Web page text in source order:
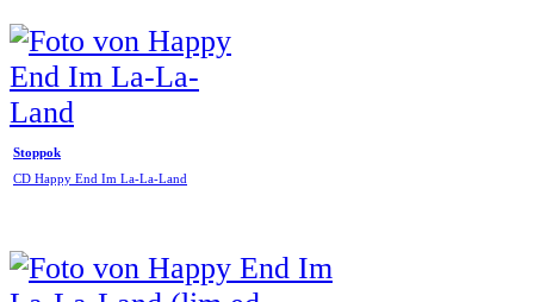
Stoppok
CD Happy End Im La-La-Land